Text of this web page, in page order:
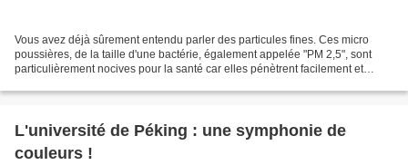
Vous avez déjà sûrement entendu parler des particules fines. Ces micro
poussières, de la taille d'une bactérie, également appelée "PM 2,5", sont
particulièrement nocives pour la santé car elles pénètrent facilement et
L'université de Péking : une symphonie de
couleurs !